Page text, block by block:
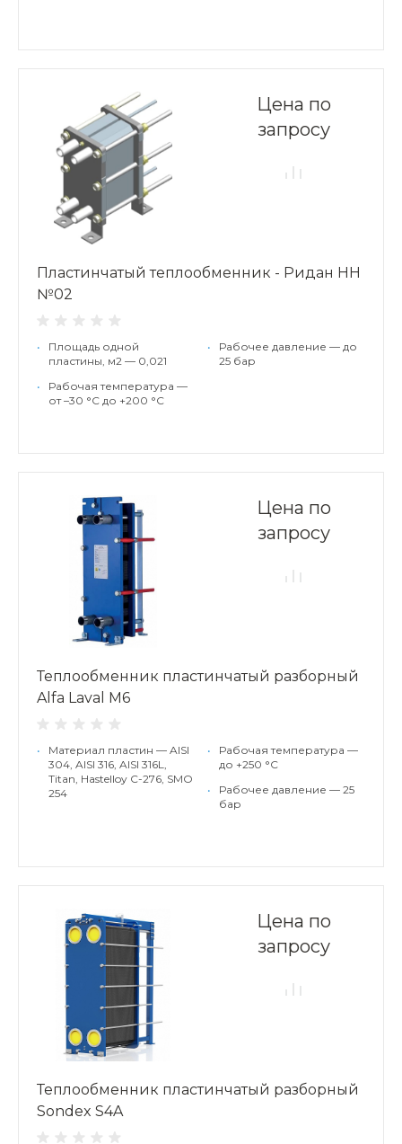
Цена по
запросу
Пластинчатый теплообменник - Ридан НН
№02
•
Площадь одной
пластины, м2 — 0,021
•
Рабочая температура —
от –30 °С до +200 °С
•
Рабочее давление — до
25 бар
Цена по
запросу
Теплообменник пластинчатый разборный
Alfa Laval M6
•
Материал пластин — AISI
304, AISI 316, AISI 316L,
Titan, Hastelloy C-276, SMO
254
•
Рабочая температура —
до +250 °С
•
Рабочее давление — 25
бар
Цена по
запросу
Теплообменник пластинчатый разборный
Sondex S4A